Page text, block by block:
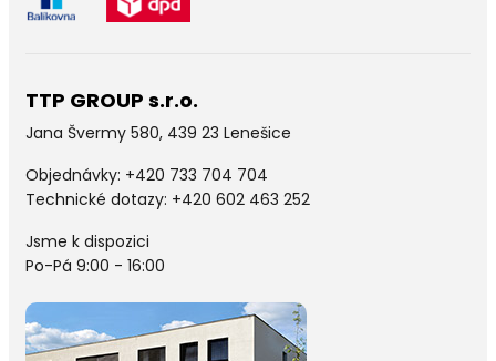
TTP GROUP s.r.o.
Jana Švermy 580, 439 23 Lenešice
Objednávky: +420 733 704 704
Technické dotazy: +420 602 463 252
Jsme k dispozici
Po-Pá 9:00 - 16:00